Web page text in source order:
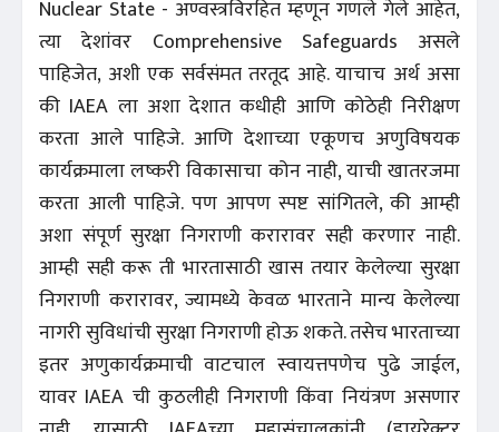
Nuclear State - अण्वस्त्रविरहित म्हणून गणले गेले आहेत,
त्या देशांवर Comprehensive Safeguards असले
पाहिजेत, अशी एक सर्वसंमत तरतूद आहे. याचाच अर्थ असा
की IAEA ला अशा देशात कधीही आणि कोठेही निरीक्षण
करता आले पाहिजे. आणि देशाच्या एकूणच अणुविषयक
कार्यक्रमाला लष्करी विकासाचा कोन नाही, याची खातरजमा
करता आली पाहिजे. पण आपण स्पष्ट सांगितले, की आम्ही
अशा संपूर्ण सुरक्षा निगराणी करारावर सही करणार नाही.
आम्ही सही करू ती भारतासाठी खास तयार केलेल्या सुरक्षा
निगराणी करारावर, ज्यामध्ये केवळ भारताने मान्य केलेल्या
नागरी सुविधांची सुरक्षा निगराणी होऊ शकते. तसेच भारताच्या
इतर अणुकार्यक्रमाची वाटचाल स्वायत्तपणेच पुढे जाईल,
यावर IAEA ची कुठलीही निगराणी किंवा नियंत्रण असणार